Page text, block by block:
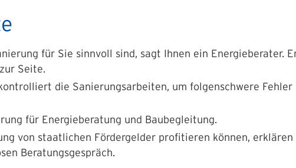
für Sie sinnvoll sind, sagt Ihnen ein Energieberater.
Seite.
die Sanierungsarbeiten, um folgenschwere Fehler
für Energieberatung und Baubegleitung.
von staatlichen Fördergelder profitieren können, erklären
Beratungsgespräch.